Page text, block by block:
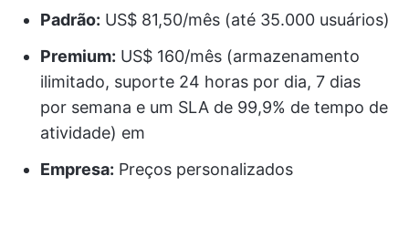
Padrão: US$ 81,50/mês (até 35.000 usuários)
Premium: US$ 160/mês (armazenamento
ilimitado, suporte 24 horas por dia, 7 dias
por semana e um SLA de 99,9% de tempo de
atividade) em
Empresa: Preços personalizados